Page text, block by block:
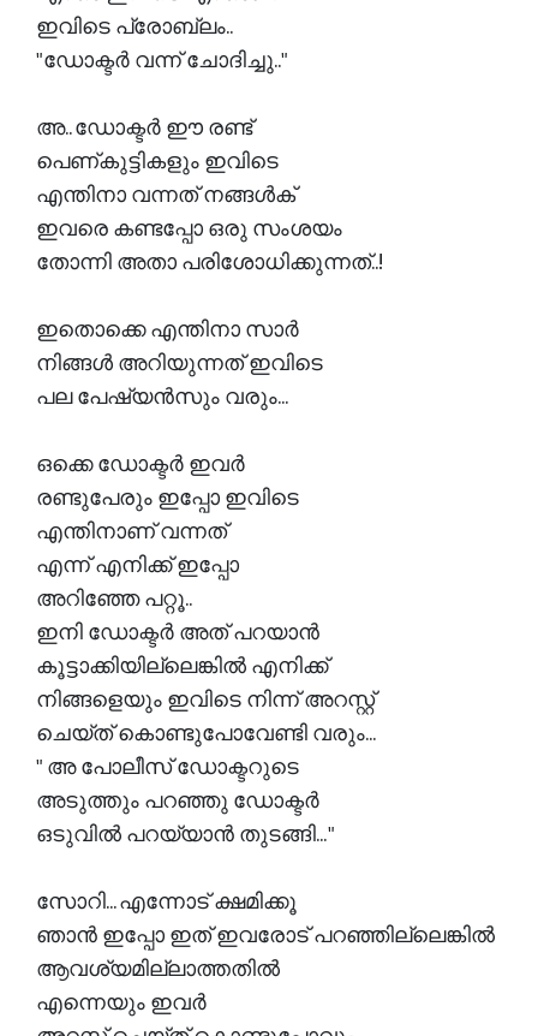
ഇവിടെ പ്രോബ്ലം..
"ഡോക്ടർ വന്ന് ചോദിച്ചു.."
അ.. ഡോക്ടർ ഈ രണ്ട്
പെണ്കുട്ടികളും ഇവിടെ
എന്തിനാ വന്നത് നങ്ങൾക്
ഇവരെ കണ്ടപ്പോ ഒരു സംശയം
തോന്നി അതാ പരിശോധിക്കുന്നത്..!
ഇതൊക്കെ എന്തിനാ സാർ
നിങ്ങൾ അറിയുന്നത് ഇവിടെ
പല പേഷ്യൻസും വരും...
ഒക്കെ ഡോക്ടർ ഇവർ
രണ്ടുപേരും ഇപ്പോ ഇവിടെ
എന്തിനാണ് വന്നത്
എന്ന് എനിക്ക് ഇപ്പോ
അറിഞ്ഞേ പറ്റൂ..
ഇനി ഡോക്ടർ അത് പറയാൻ
കൂട്ടാക്കിയില്ലെങ്കിൽ എനിക്ക്
നിങ്ങളെയും ഇവിടെ നിന്ന് അറസ്റ്റ്
ചെയ്ത് കൊണ്ടുപോവേണ്ടി വരും...
" അ പോലീസ് ഡോക്ടറുടെ
അടുത്തും പറഞ്ഞു ഡോക്ടർ
ഒടുവിൽ പറയ്യാൻ തുടങ്ങി... "
സോറി... എന്നോട് ക്ഷമിക്കൂ
ഞാൻ ഇപ്പോ ഇത് ഇവരോട് പറഞ്ഞില്ലെങ്കിൽ
ആവശ്യമില്ലാത്തതിൽ
എന്നെയും ഇവർ